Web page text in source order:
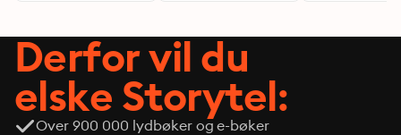
Derfor vil du
elske Storytel:
Over 900 000 lydbøker og e-bøker